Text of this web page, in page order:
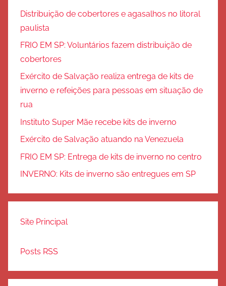
Distribuição de cobertores e agasalhos no litoral
paulista
FRIO EM SP: Voluntários fazem distribuição de
cobertores
Exército de Salvação realiza entrega de kits de
inverno e refeições para pessoas em situação de
rua
Instituto Super Mãe recebe kits de inverno
Exército de Salvação atuando na Venezuela
FRIO EM SP: Entrega de kits de inverno no centro
INVERNO: Kits de inverno são entregues em SP
Site Principal
Posts RSS